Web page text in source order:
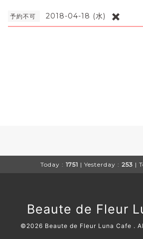
予約不可 2018-04-18 (水) ✖️
Today : 1751 | Yesterday : 253 |
Beaute de Fleur
©2026 Beaute de Fleur Luna Cafe .